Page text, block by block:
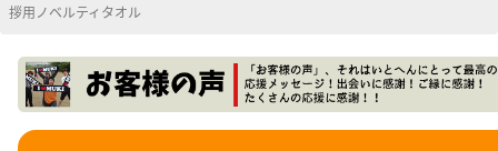
拶用ノベルティタオル